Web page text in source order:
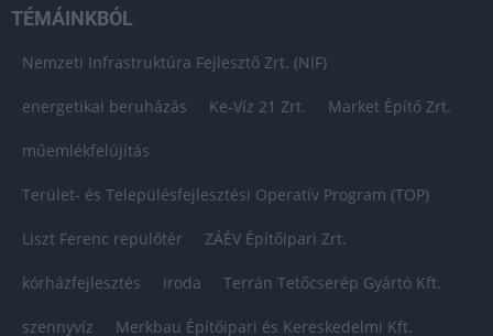
TÉMÁINKBÓL
Nemzeti Infrastruktúra Fejlesztő Zrt. (NIF)
energetikai beruházás Ke-Víz 21 Zrt. Market Építő Zrt.
műemlékfelújítás
Terület- és Településfejlesztési Operatív Program (TOP)
Liszt Ferenc repülőtér ZÁÉV Építőipari Zrt.
kórházfejlesztés iroda Terrán Tetőcserép Gyártó Kft.
szennyvíz Merkbau Építőipari és Kereskedelmi Kft.